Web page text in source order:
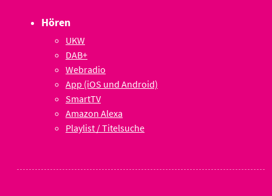
Hören
UKW
DAB+
Webradio
App (iOS und Android)
SmartTV
Amazon Alexa
Playlist / Titelsuche